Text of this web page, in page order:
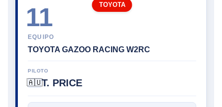
11
EQUIPO
TOYOTA GAZOO RACING W2RC
TOYOTA
PILOTO
🇦🇺T. PRICE